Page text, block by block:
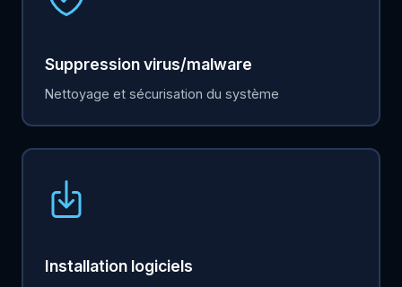
Suppression virus/malware
Nettoyage et sécurisation du système
Installation logiciels